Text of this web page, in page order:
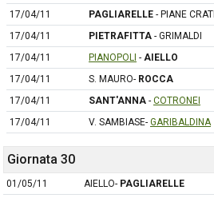
17/04/11
PAGLIARELLE - PIANE CRATI
17/04/11
PIETRAFITTA - GRIMALDI
17/04/11
PIANOPOLI - AIELLO
17/04/11
S. MAURO- ROCCA
17/04/11
SANT'ANNA - COTRONEI
17/04/11
V. SAMBIASE- GARIBALDINA
Giornata 30
01/05/11 AIELLO- PAGLIARELLE